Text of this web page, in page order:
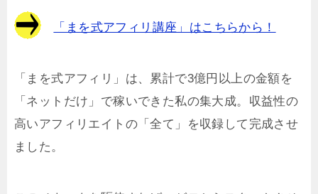
「まを式アフィリ講座」はこちらから！
「まを式アフィリ」は、累計で3億円以上の金額を
「ネットだけ」で稼いできた私の集大成。収益性の
高いアフィリエイトの「全て」を収録して完成させ
ました。